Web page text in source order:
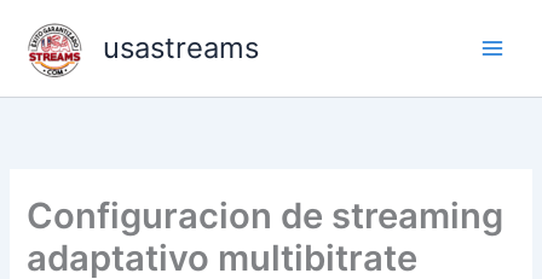
content
usastreams
Configuracion de streaming
adaptativo multibitrate